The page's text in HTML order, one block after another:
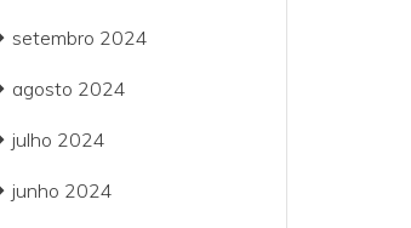
setembro 2024
agosto 2024
julho 2024
junho 2024